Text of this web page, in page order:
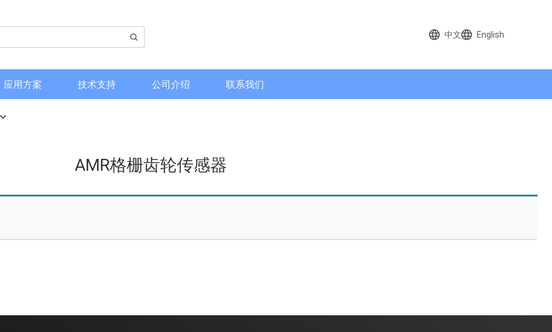
中文 English
应用方案 技术支持 公司介绍 联系我们
AMR格栅齿轮传感器